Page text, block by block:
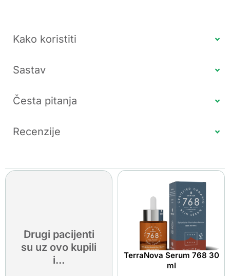
Kako koristiti
Sastav
Česta pitanja
Recenzije
Drugi pacijenti
su uz ovo kupili
i...
TerraNova Serum 768 30
ml